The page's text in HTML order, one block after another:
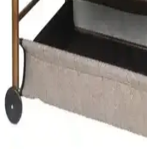
Beşikleri Karşılaştırması
Holmen Milas ve Svava bebek
avantajları ve kullanıcı yorumlarıyla
Güvenlik, kullanım kolaylığı ve
uygun? Öğrenin.
Elit Bebek Beşiği Özellikleri
Hakkında Detaylı Bilgi
Elit bebek beşiği, yüksek kaliteli
standartlarına uygun tasarımı ve
tercihidir. Dayanıklı yapısı ve